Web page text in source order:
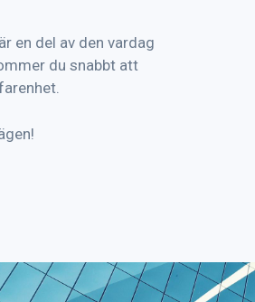
en del av den vardag
du snabbt att